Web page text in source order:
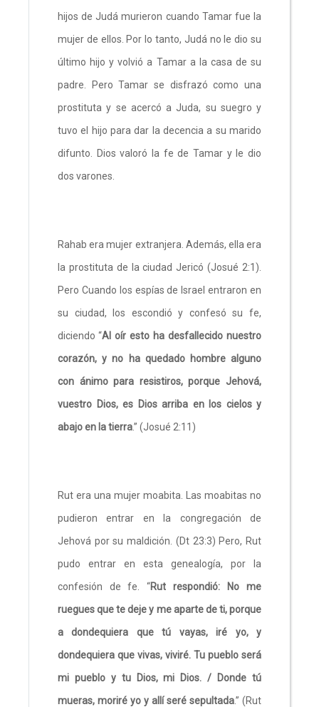
hijos de Judá murieron cuando Tamar fue la
mujer de ellos. Por lo tanto, Judá no le dio su
último hijo y volvió a Tamar a la casa de su
padre. Pero Tamar se disfrazó como una
prostituta y se acercó a Juda, su suegro y
tuvo el hijo para dar la decencia a su marido
difunto. Dios valoró la fe de Tamar y le dio
dos varones.
Rahab era mujer extranjera. Además, ella era
la prostituta de la ciudad Jericó (Josué 2:1).
Pero Cuando los espías de Israel entraron en
su ciudad, los escondió y confesó su fe,
diciendo “Al oír esto ha desfallecido nuestro
corazón, y no ha quedado hombre alguno
con ánimo para resistiros, porque Jehová,
vuestro Dios, es Dios arriba en los cielos y
abajo en la tierra.” (Josué 2:11)
Rut era una mujer moabita. Las moabitas no
pudieron entrar en la congregación de
Jehová por su maldición. (Dt 23:3) Pero, Rut
pudo entrar en esta genealogía, por la
confesión de fe. “Rut respondió: No me
ruegues que te deje y me aparte de ti, porque
a dondequiera que tú vayas, iré yo, y
dondequiera que vivas, viviré. Tu pueblo será
mi pueblo y tu Dios, mi Dios. / Donde tú
mueras, moriré yo y allí seré sepultada.” (Rut